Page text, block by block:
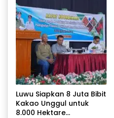
Luwu Siapkan 8 Juta Bibit
Kakao Unggul untuk
8.000 Hektare